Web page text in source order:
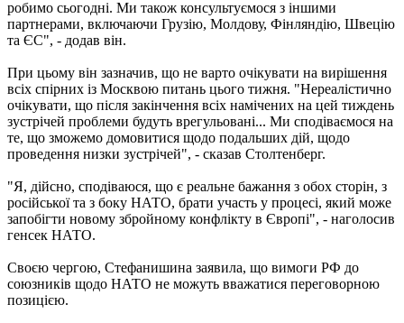
робимо сьогодні. Ми також консультуємося з іншими
партнерами, включаючи Грузію, Молдову, Фінляндію, Швецію
та ЄС", - додав він.
При цьому він зазначив, що не варто очікувати на вирішення
всіх спірних із Москвою питань цього тижня. "Нереалістично
очікувати, що після закінчення всіх намічених на цей тиждень
зустрічей проблеми будуть врегульовані... Ми сподіваємося на
те, що зможемо домовитися щодо подальших дій, щодо
проведення низки зустрічей", - сказав Столтенберг.
"Я, дійсно, сподіваюся, що є реальне бажання з обох сторін, з
російської та з боку НАТО, брати участь у процесі, який може
запобігти новому збройному конфлікту в Європі", - наголосив
генсек НАТО.
Своєю чергою, Стефанишина заявила, що вимоги РФ до
союзників щодо НАТО не можуть вважатися переговорною
позицією.